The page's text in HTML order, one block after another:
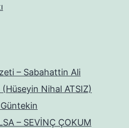
– Sabahattin Ali
Nihal ATSIZ)
– SEVİNÇ ÇOKUM